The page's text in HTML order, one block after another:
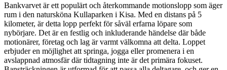
Bankvarvet är ett populärt och återkommande motionslopp som äger
rum i den natursköna Kullaparken i Kisa. Med en distans på 5
kilometer, är detta lopp perfekt för såväl erfarna löpare som
nybörjare. Det är en festlig och inkluderande händelse där både
motionärer, företag och lag är varmt välkomna att delta. Loppet
erbjuder en möjlighet att springa, jogga eller promenera i en
avslappnad atmosfär där tidtagning inte är det primära fokuset.